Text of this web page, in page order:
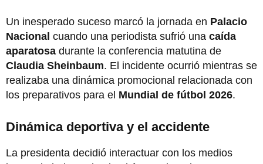
Un inesperado suceso marcó la jornada en Palacio
Nacional cuando una periodista sufrió una caída
aparatosa durante la conferencia matutina de
Claudia Sheinbaum. El incidente ocurrió mientras se
realizaba una dinámica promocional relacionada con
los preparativos para el Mundial de fútbol 2026.
Dinámica deportiva y el accidente
La presidenta decidió interactuar con los medios